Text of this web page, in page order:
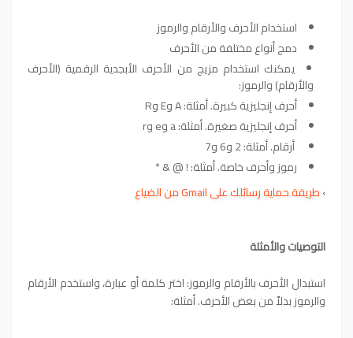
استخدام الأحرف والأرقام والرموز
دمج أنواع مختلفة من الأحرف
يمكنك استخدام مزيج من الأحرف الأبجدية الرقمية (الأحرف
والأرقام) والرموز:
أحرف إنجليزية كبيرة. أمثلة: A وE وR
أحرف إنجليزية صغيرة. أمثلة: a وe وr
أرقام. أمثلة: 2 و6 و7
رموز وأحرف خاصة. أمثلة: ! @ & *
›طريقة حماية رسائلك على Gmail من الضياع
التوصيات والأمثلة
استبدال الأحرف بالأرقام والرموز: اختر كلمة أو عبارة، واستخدم الأرقام
والرموز بدلاً من بعض الأحرف. أمثلة: